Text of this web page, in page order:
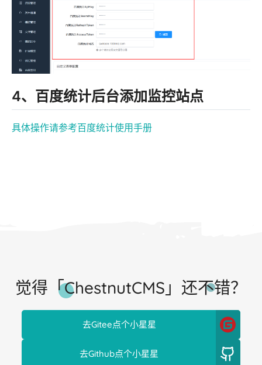
4、百度统计后台添加监控站点
具体操作请参考百度统计使用手册
觉得「ChestnutCMS」还不错？
去Gitee点个小星星
去Github点个小星星